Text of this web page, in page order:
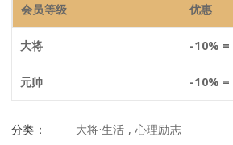
会员等级 优惠
大将 -10% =
元帅 -10% =
分类： 大将·生活 , 心理励志